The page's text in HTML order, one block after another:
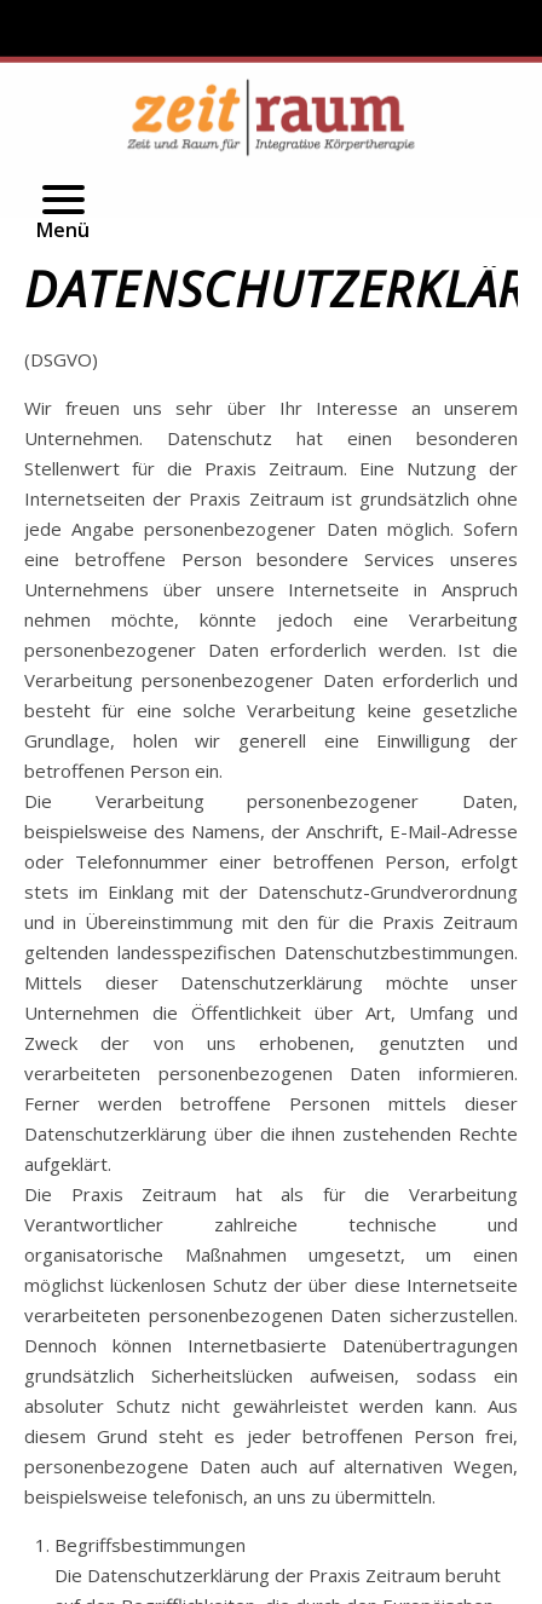
(DSGVO)
Wir freuen uns sehr über Ihr Interesse an unserem
Unternehmen. Datenschutz hat einen besonderen
Stellenwert für die Praxis Zeitraum. Eine Nutzung der
Internetseiten der Praxis Zeitraum ist grundsätzlich ohne
jede Angabe personenbezogener Daten möglich. Sofern
eine betroffene Person besondere Services unseres
Unternehmens über unsere Internetseite in Anspruch
nehmen möchte, könnte jedoch eine Verarbeitung
personenbezogener Daten erforderlich werden. Ist die
Verarbeitung personenbezogener Daten erforderlich und
besteht für eine solche Verarbeitung keine gesetzliche
Grundlage, holen wir generell eine Einwilligung der
betroffenen Person ein.
Die Verarbeitung personenbezogener Daten,
beispielsweise des Namens, der Anschrift, E-Mail-Adresse
oder Telefonnummer einer betroffenen Person, erfolgt
stets im Einklang mit der Datenschutz-Grundverordnung
und in Übereinstimmung mit den für die Praxis Zeitraum
geltenden landesspezifischen Datenschutzbestimmungen.
Mittels dieser Datenschutzerklärung möchte unser
Unternehmen die Öffentlichkeit über Art, Umfang und
Zweck der von uns erhobenen, genutzten und
verarbeiteten personenbezogenen Daten informieren.
Ferner werden betroffene Personen mittels dieser
Datenschutzerklärung über die ihnen zustehenden Rechte
aufgeklärt.
Die Praxis Zeitraum hat als für die Verarbeitung
Verantwortlicher zahlreiche technische und
organisatorische Maßnahmen umgesetzt, um einen
möglichst lückenlosen Schutz der über diese Internetseite
verarbeiteten personenbezogenen Daten sicherzustellen.
Dennoch können Internetbasierte Datenübertragungen
grundsätzlich Sicherheitslücken aufweisen, sodass ein
absoluter Schutz nicht gewährleistet werden kann. Aus
diesem Grund steht es jeder betroffenen Person frei,
personenbezogene Daten auch auf alternativen Wegen,
beispielsweise telefonisch, an uns zu übermitteln.
Begriffsbestimmungen
Die Datenschutzerklärung der Praxis Zeitraum beruht
Menü
Willkommen
▼
▼